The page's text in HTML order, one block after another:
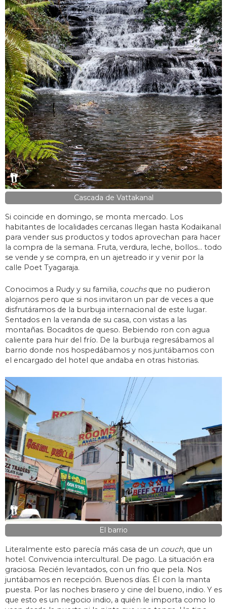
Cascada de Vattakanal
Si coincide en domingo, se monta mercado. Los
habitantes de localidades cercanas llegan hasta Kodaikanal
para vender sus productos y todos aprovechan para hacer
la compra de la semana. Fruta, verdura, leche, bollos… todo
se vende y se compra, en un ajetreado ir y venir por la
calle Poet Tyagaraja.
Conocimos a Rudy y su familia, couchs que no pudieron
alojarnos pero que si nos invitaron un par de veces a que
disfrutáramos de la burbuja internacional de este lugar.
Sentados en la veranda de su casa, con vistas a las
montañas. Bocaditos de queso. Bebiendo ron con agua
caliente para huir del frío. De la burbuja regresábamos al
barrio donde nos hospedábamos y nos juntábamos con
el encargado del hotel que andaba en otras historias.
El barrio
Literalmente esto parecía más casa de un couch, que un
hotel. Convivencia intercultural. De pago. La situación era
graciosa. Recién levantados, con un frio que pela. Nos
juntábamos en recepción. Buenos días. Él con la manta
puesta. Por las noches brasero y cine del bueno, indio. Y es
que esto es un negocio indio, a quién le importa como lo